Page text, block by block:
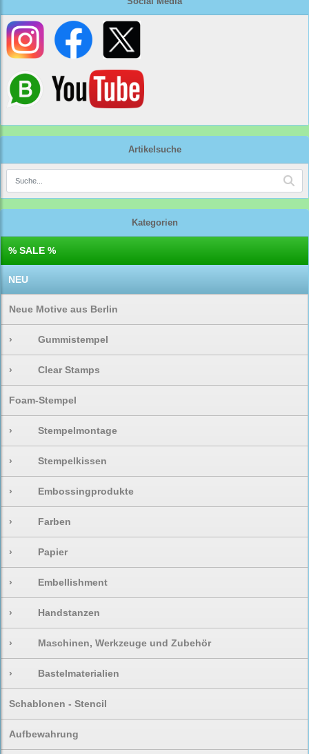
Artikelsuche
Kategorien
% SALE %
NEU
Neue Motive aus Berlin
› Gummistempel
› Clear Stamps
Foam-Stempel
› Stempelmontage
› Stempelkissen
› Embossingprodukte
› Farben
› Papier
› Embellishment
› Handstanzen
› Maschinen, Werkzeuge und Zubehör
› Bastelmaterialien
Schablonen - Stencil
Aufbewahrung